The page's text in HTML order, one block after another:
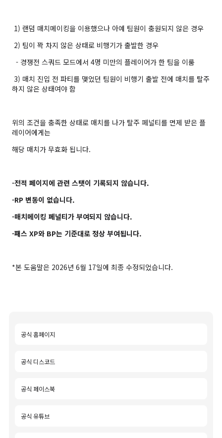
1) 랜덤 매치메이킹을 이용했으나 아예 팀원이 충원되지 않은 경우
2) 팀이 꽉 차지 않은 상태로 비행기가 출발한 경우
- 경쟁전 스쿼드 모드에서 4명 미만의 플레이어가 한 팀을 이룸
3) 매치 진입 전 파티를 맺었던 팀원이 비행기 출발 전에 매치를 탈주
하지 않은 상태여야 함
위의 조건을 충족한 상태로 매치를 나가 탈주 페널티를 면제 받은 플
레이어에게는
해당 매치가 무효화 됩니다.
-전적 페이지에 관련 스탯이 기록되지 않습니다.
-RP 변동이 없습니다.
-매치메이킹 페널티가 부여되지 않습니다.
-패스 XP와 BP는 기준대로 정상 부여됩니다.
*본 도움말은 2026년 6월 17일에 최종 수정되었습니다.
공식 홈페이지
공식 디스코드
공식 페이스북
공식 유튜브